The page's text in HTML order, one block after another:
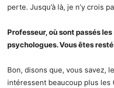
perte. Jusqu’à là, je n’y crois
Professeur, où sont passés
psychologues. Vous êtes
Bon, disons que, vous savez,
intéressent beaucoup plus les